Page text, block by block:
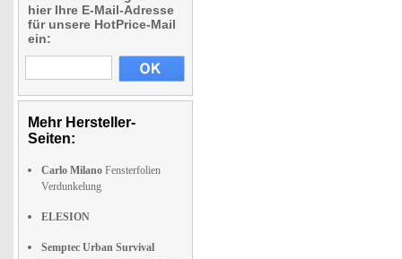
hier Ihre E-Mail-Adresse
für unsere HotPrice-Mail
ein:
Mehr Hersteller-
Seiten:
Carlo Milano Fensterfolien
Verdunkelung
ELESION
Semptec Urban Survival